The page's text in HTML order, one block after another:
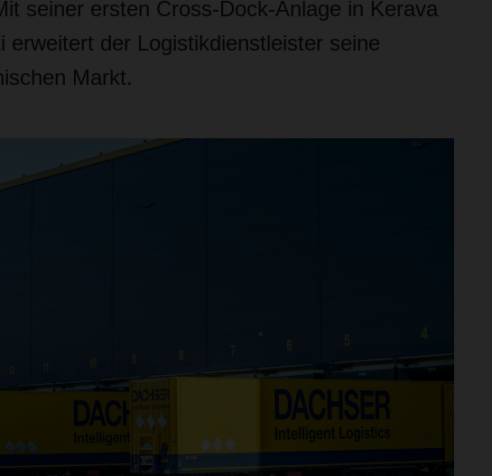
seiner ersten Cross-Dock-Anlage in Kerava
erweitert der Logistikdienstleister seine
Markt.